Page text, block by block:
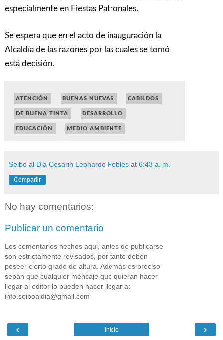
especialmente en Fiestas Patronales.
Se espera que en el acto de inauguración la
Alcaldía de las razones por las cuales se tomó
está decisión.
ATENCIÓN BUENAS NUEVAS CABILDOS
DE BUENA TINTA DESARROLLO
EDUCACIÓN MEDIO AMBIENTE
Seibo al Dia Cesarin Leonardo Febles at 6:43 a. m.
Compartir
No hay comentarios:
Publicar un comentario
Los comentarios hechos aqui, antes de publicarse
son estrictamente revisados, por tanto deben
poseer cierto grado de altura. Además es preciso
sepan que cualquier mensaje que quieran hacer
llegar al editor lo pueden hacer llegar a:
info.seiboaldia@gmail.com
‹ ›
Inicio